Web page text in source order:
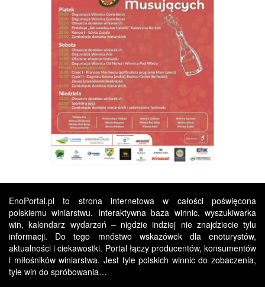
EnoPortal.pl to strona internetowa w całości poświęcona
polskiemu winiarstwu. Interaktywna baza winnic, wyszukiwarka
win, kalendarz wydarzeń – nigdzie indziej nie znajdziecie tylu
informacji. Do tego mnóstwo wskazówek dla enoturystów,
aktualności i ciekawostki. Portal łączy producentów, konsumentów
i miłośników winiarstwa. Jest tyle polskich winnic do zobaczenia,
tyle win do spróbowania…